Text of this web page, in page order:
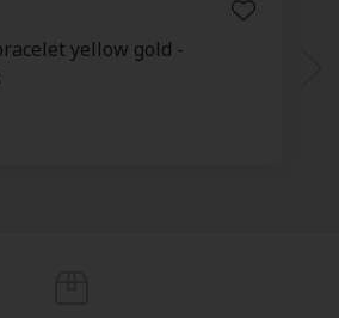
yellow gold -